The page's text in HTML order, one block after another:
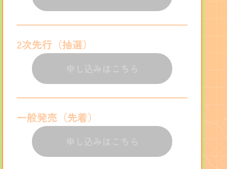
2次先行（抽選）
一般発売（先着）